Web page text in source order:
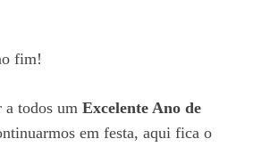
fim!
a todos um Excelente Ano de
em festa, aqui fica o